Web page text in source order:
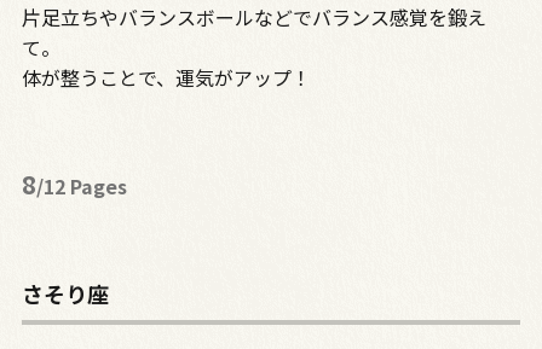
片足立ちやバランスボールなどでバランス感覚を鍛え
て。
体が整うことで、運気がアップ！
8/12 Pages
さそり座